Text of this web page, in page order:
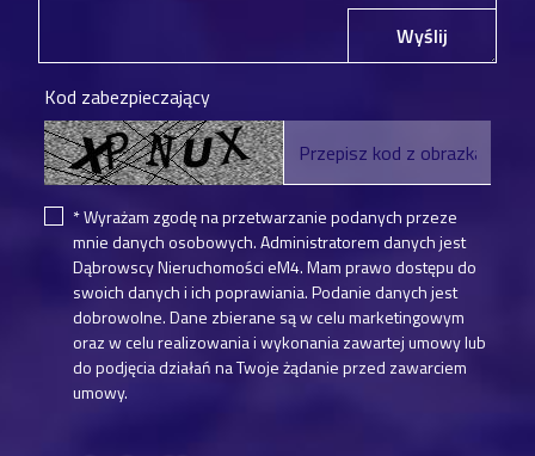
Wyślij
Kod zabezpieczający
* Wyrażam zgodę na przetwarzanie podanych przeze
mnie danych osobowych. Administratorem danych jest
Dąbrowscy Nieruchomości eM4. Mam prawo dostępu do
swoich danych i ich poprawiania. Podanie danych jest
dobrowolne. Dane zbierane są w celu marketingowym
oraz w celu realizowania i wykonania zawartej umowy lub
do podjęcia działań na Twoje żądanie przed zawarciem
umowy.